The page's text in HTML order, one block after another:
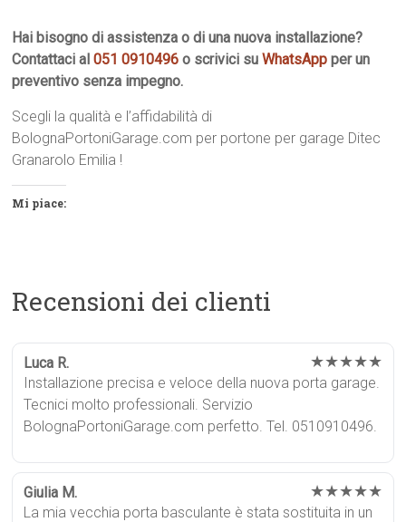
Hai bisogno di assistenza o di una nuova installazione?
Contattaci al051 0910496 o scrivici suWhatsApp per un
preventivo senza impegno.
Scegli la qualità e l’affidabilità di
BolognaPortoniGarage.com per portone per garage Ditec
Granarolo Emilia !
Mi piace:
Recensioni dei clienti
Luca R. ★★★★★
Installazione precisa e veloce della nuova porta garage.
Tecnici molto professionali. Servizio
BolognaPortoniGarage.com perfetto. Tel. 0510910496.
Giulia M. ★★★★★
La mia vecchia porta basculante è stata sostituita in un